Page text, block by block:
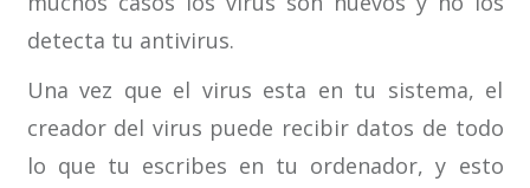
detecta tu antivirus.
Una vez que el virus esta en tu sistema, el
creador del virus puede recibir datos de todo
lo que tu escribes en tu ordenador, y esto